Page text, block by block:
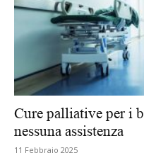
Cure palliative per i
nessuna assistenza
11 Febbraio 2025